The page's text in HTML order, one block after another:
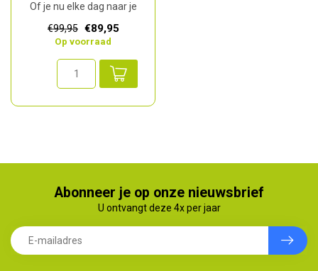
Of je nu elke dag naar je
€99,95 €89,95
Op voorraad
Abonneer je op onze nieuwsbrief
U ontvangt deze 4x per jaar